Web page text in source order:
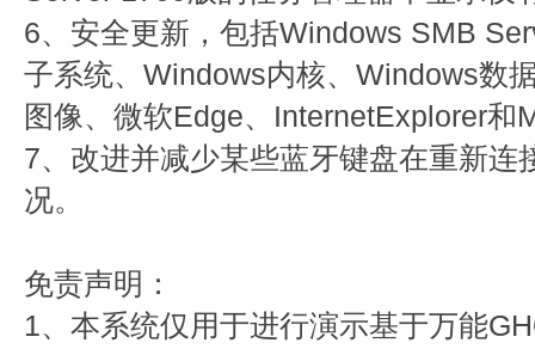
6、安全更新，包括Windows SMB
子系统、Windows内核、Windows数
图像、微软Edge、InternetExplorer和
7、改进并减少某些蓝牙键盘在重新连
况。
免责声明：
1、本系统仅用于进行演示基于万能